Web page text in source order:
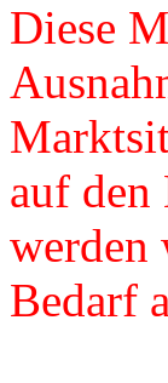
Diese
auf den
werden
Bedarf